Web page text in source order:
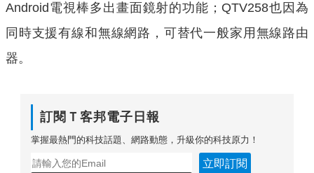
Android電視棒多出畫面鏡射的功能；QTV258也因為
同時支援有線和無線網路，可替代一般家用無線路由
器。
訂閱Ｔ客邦電子日報
掌握最熱門的科技話題、網路動態，升級你的科技原力！
立即訂閱